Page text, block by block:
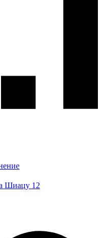
Шиацу 12